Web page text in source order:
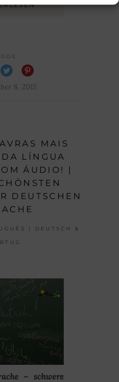
8, 2015
MAIS
LÍNGUA
ÁUDIO! |
DEUTSCHEN
| DEUTSCH &
– schwere